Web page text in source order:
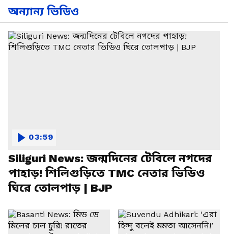
অন্যান্য ভিডিও
Siliguri News: জন্মদিনের টেবিলে নগদের
পাহাড়! শিলিগুড়িতে TMC নেতার ভিডিও
ঘিরে তোলপাড় | BJP
03:59